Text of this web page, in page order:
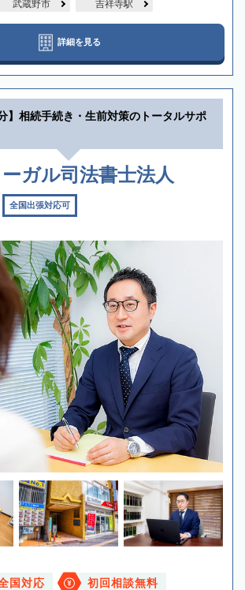
武蔵野市 吉祥寺駅
詳細を見る
】相続手続き・生前対策のトータルサポ
ガル司法書士法人
全国出張対応可
国対応 初回相談無料